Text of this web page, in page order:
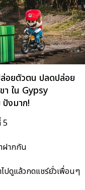
อยตัวตน ปลดปล่อย
า ใน Gypsy
งมาก!
5
ฝากกัน
ปดูแล้วกดแชร์ยั่วเพื่อนๆ